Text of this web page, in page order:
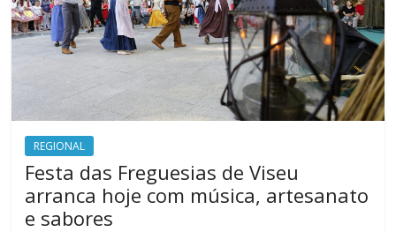
REGIONAL
Festa das Freguesias de Viseu
arranca hoje com música, artesanato
e sabores